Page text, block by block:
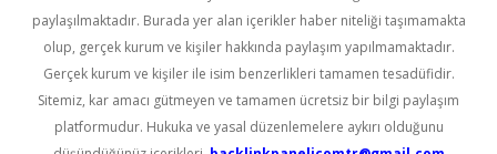
paylaşılmaktadır. Burada yer alan içerikler haber niteliği taşımamakta
olup, gerçek kurum ve kişiler hakkında paylaşım yapılmamaktadır.
Gerçek kurum ve kişiler ile isim benzerlikleri tamamen tesadüfidir.
Sitemiz, kar amacı gütmeyen ve tamamen ücretsiz bir bilgi paylaşım
platformudur. Hukuka ve yasal düzenlemelere aykırı olduğunu